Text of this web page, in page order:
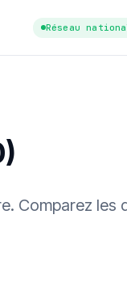
Réseau
Comparez